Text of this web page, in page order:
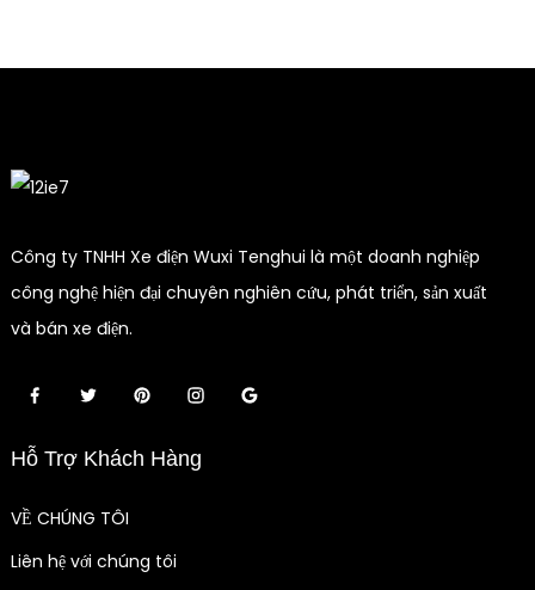
Công ty TNHH Xe điện Wuxi Tenghui là một doanh nghiệp
công nghệ hiện đại chuyên nghiên cứu, phát triển, sản xuất
và bán xe điện.
Hỗ Trợ Khách Hàng
VỀ CHÚNG TÔI
Liên hệ với chúng tôi